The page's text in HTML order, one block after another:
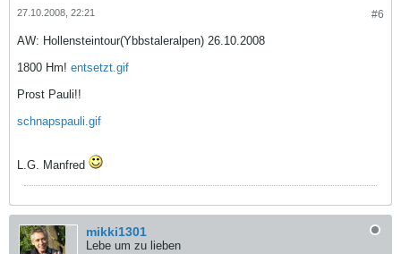
#6
27.10.2008, 22:21
AW: Hollensteintour(Ybbstaleralpen) 26.10.2008
1800 Hm! entsetzt.gif
Prost Pauli!!
schnapspauli.gif
L.G. Manfred
mikki1301
Lebe um zu lieben